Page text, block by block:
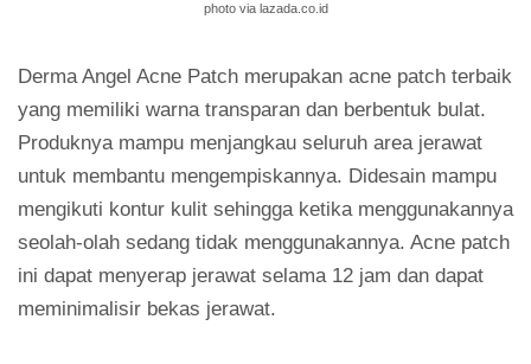
photo via lazada.co.id
Derma Angel Acne Patch merupakan acne patch terbaik
yang memiliki warna transparan dan berbentuk bulat.
Produknya mampu menjangkau seluruh area jerawat
untuk membantu mengempiskannya. Didesain mampu
mengikuti kontur kulit sehingga ketika menggunakannya
seolah-olah sedang tidak menggunakannya. Acne patch
ini dapat menyerap jerawat selama 12 jam dan dapat
meminimalisir bekas jerawat.